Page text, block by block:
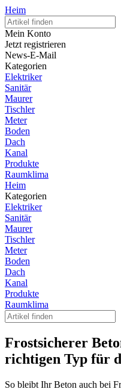
Heim
Mein Konto
Jetzt registrieren
News-E-Mail
Kategorien
Elektriker
Sanitär
Maurer
Tischler
Meter
Boden
Dach
Kanal
Produkte
Raumklima
Heim
Kategorien
Elektriker
Sanitär
Maurer
Tischler
Meter
Boden
Dach
Kanal
Produkte
Raumklima
Frostsicherer
richtigen Typ für
So bleibt Ihr Beton auch bei